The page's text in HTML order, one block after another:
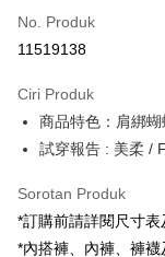
Pengambilan di
Apple Pay
JKOPAY
Google Pay
OP Pay Later
No. Produk
11519138
Ciri Produk
商品特色：肩綁
試穿報告 : 美柔 /
Sorotan Produk
*訂購前請詳閱尺寸表
*內搭褲、內褲、褲